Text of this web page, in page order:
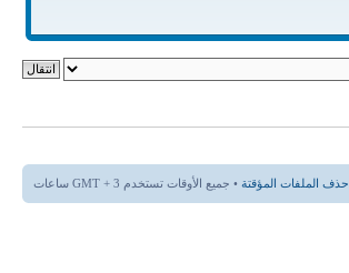
حذف الملفات المؤقتة • جميع الأوقات تستخدم GMT + 3 ساعات